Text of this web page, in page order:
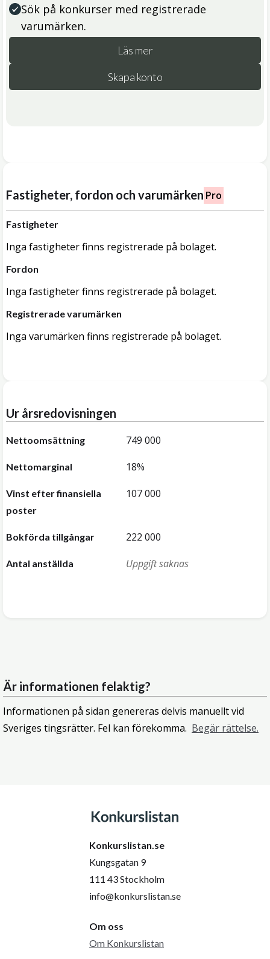
Sök på konkurser med registrerade
varumärken.
Läs mer
Skapa konto
Fastigheter, fordon och varumärken Pro
Fastigheter
Inga fastigheter finns registrerade på bolaget.
Fordon
Inga fastigheter finns registrerade på bolaget.
Registrerade varumärken
Inga varumärken finns registrerade på bolaget.
Ur årsredovisningen
Nettoomsättning 749 000
Nettomarginal 18%
Vinst efter finansiella
poster
107 000
Bokförda tillgångar 222 000
Antal anställda Uppgift saknas
Är informationen felaktig?
Informationen på sidan genereras delvis manuellt vid
Sveriges tingsrätter. Fel kan förekomma. Begär rättelse.
Konkurslistan.se
Kungsgatan 9
111 43 Stockholm
info@konkurslistan.se
Om oss
Om Konkurslistan